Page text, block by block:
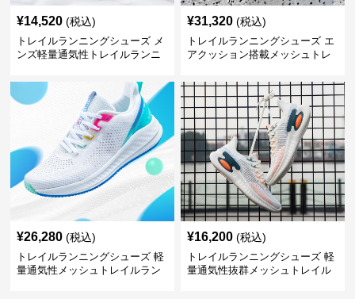
¥14,520 (税込)
トレイルランニングシューズ メ
ンズ軽量通気性トレイルランニ
¥31,320 (税込)
トレイルランニングシューズ エ
アクッション搭載メッシュトレ
¥26,280 (税込)
トレイルランニングシューズ 軽
量通気性メッシュトレイルラン
¥16,200 (税込)
トレイルランニングシューズ 軽
量通気性抜群メッシュトレイル